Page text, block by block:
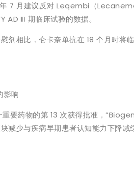
7 月建议反对 Leqembi（
AD III 期临床试验的数据。
剂相比，仑卡奈单抗在 18 个月时将
影响
要药物的第 13 次获得批准，
少与疾病早期患者认知能力下降